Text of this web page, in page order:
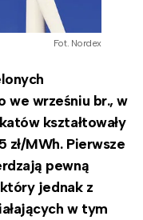
Fot. Nordex
wrześniu br., w
kształtowały
zł/MWh. Pierwsze
pewną
jednak z
w tym